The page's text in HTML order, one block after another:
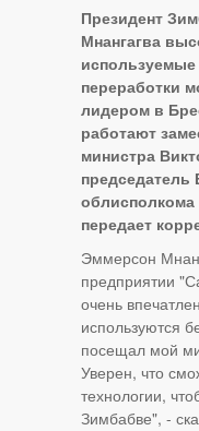
Президент
Мнангагва
переработки
лидером в
работают
министра
председатель
передает
Эммерсон
предприятии
очень
используются
посещал мой
Уверен, что
технологии,
Зимбабве", -